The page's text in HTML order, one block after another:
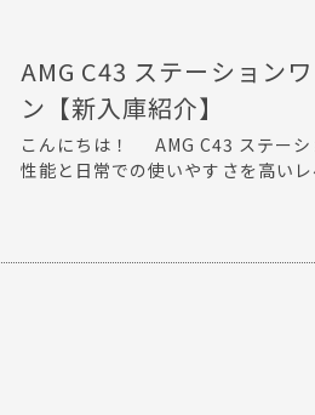
AMG C43 ステーション
ン【新入庫紹介】
こんにちは！ AMG C43 ステーシ
性能と日常での使いやすさを高い